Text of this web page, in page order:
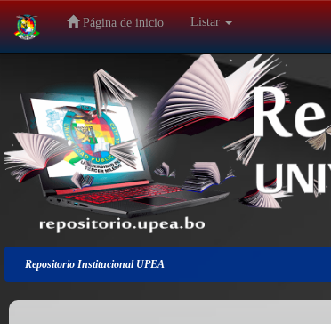
Salir
navegación
Página de inicio Listar
Repositorio Institucional UPEA